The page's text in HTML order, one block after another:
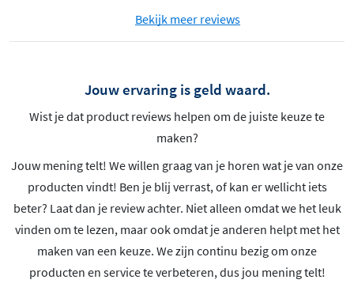
Bekijk meer reviews
Jouw ervaring is geld waard.
Wist je dat product reviews helpen om de juiste keuze te
maken?
Jouw mening telt! We willen graag van je horen wat je van onze
producten vindt! Ben je blij verrast, of kan er wellicht iets
beter? Laat dan je review achter. Niet alleen omdat we het leuk
vinden om te lezen, maar ook omdat je anderen helpt met het
maken van een keuze. We zijn continu bezig om onze
producten en service te verbeteren, dus jou mening telt!